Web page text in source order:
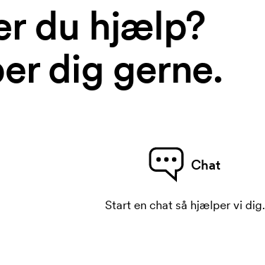
du hjælp?
dig gerne.
Chat
Start en chat så hjælper vi dig.